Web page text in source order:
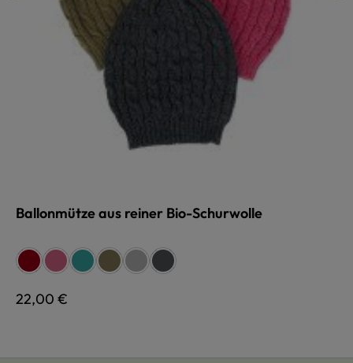
Ballonmütze aus reiner Bio-Schurwolle
Farbe auswählen
rot fuchsiatürkis olive hellgrauanthrazit
Regulärer Preis:
22,00 €